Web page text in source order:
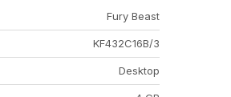
Fury Beast
KF432C16B/3
Desktop